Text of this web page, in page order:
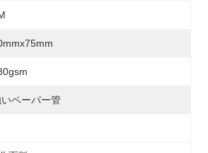
ペーパー管